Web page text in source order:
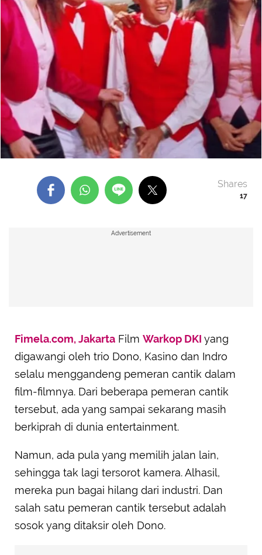
17
Shares
Advertisement
Fimela.com, Jakarta Film Warkop DKI yang
digawangi oleh trio Dono, Kasino dan Indro
selalu menggandeng pemeran cantik dalam
film-filmnya. Dari beberapa pemeran cantik
tersebut, ada yang sampai sekarang masih
berkiprah di dunia entertainment.
Namun, ada pula yang memilih jalan lain,
sehingga tak lagi tersorot kamera. Alhasil,
mereka pun bagai hilang dari industri. Dan
salah satu pemeran cantik tersebut adalah
sosok yang ditaksir oleh Dono.